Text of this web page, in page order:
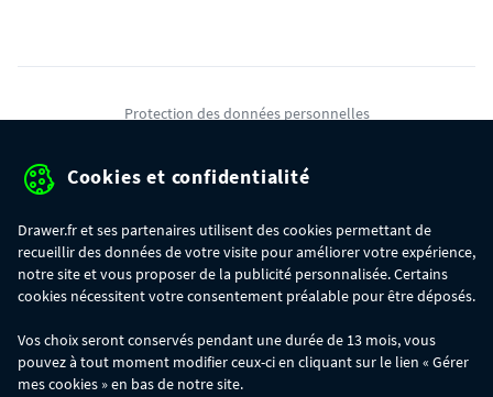
Protection des données personnelles
Gérer mes cookies
commande :
- 30€ sur votre commande dès 300€ d'achat, avec le code BIKINI30
- 50€ sur votre commande dès 500€ d'achat, avec le code BIKINI50
Cookies et confidentialité
Drawer.fr et ses partenaires utilisent des cookies permettant de
recueillir des données de votre visite pour améliorer votre expérience,
notre site et vous proposer de la publicité personnalisée. Certains
cookies nécessitent votre consentement préalable pour être déposés.
Vos choix seront conservés pendant une durée de 13 mois, vous
pouvez à tout moment modifier ceux-ci en cliquant sur le lien « Gérer
mes cookies » en bas de notre site.